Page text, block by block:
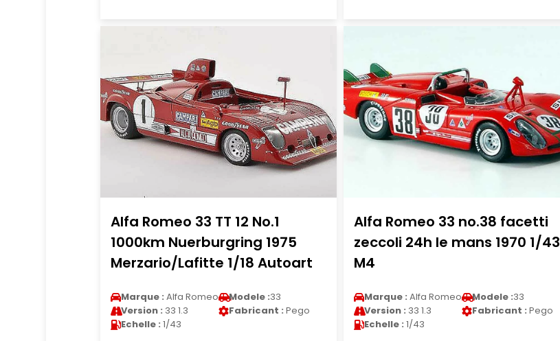
Alfa Romeo 33 TT 12 No.1
1000km Nuerburgring 1975
Merzario/Lafitte 1/18 Autoart
Marque : Alfa Romeo Modele :33
Version : 33 1.3 Fabricant : Pego
Echelle : 1/43
Alfa Romeo 33 no.38 facetti
zeccoli 24h le mans 1970 1/43
M4
Marque : Alfa Romeo Modele :33
Version : 33 1.3 Fabricant : Pego
Echelle : 1/43